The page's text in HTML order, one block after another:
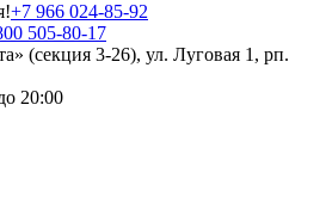
+7 966 024-85-92
505-80-17
(секция 3-26), ул. Луговая 1, рп.
20:00